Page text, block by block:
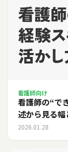
看護師向け
看護師の“で
述から見る
2026.01.28